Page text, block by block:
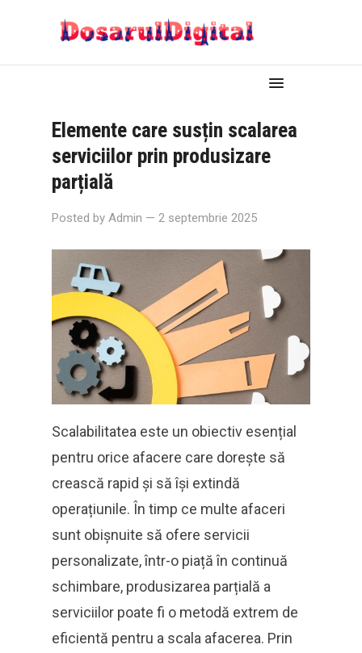
Elemente care susțin scalarea
serviciilor prin produsizare
parțială
Posted by Admin — 2 septembrie 2025
Scalabilitatea este un obiectiv esențial
pentru orice afacere care dorește să
crească rapid și să își extindă
operațiunile. În timp ce multe afaceri
sunt obișnuite să ofere servicii
personalizate, într-o piață în continuă
schimbare, produsizarea parțială a
serviciilor poate fi o metodă extrem de
eficientă pentru a scala afacerea. Prin